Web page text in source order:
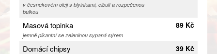
v česnekovém oleji s blyinkami, cibulí a rozpečenou
bulkou
Masová topinka
jemně pikantní se zeleninou sypaná sýrem
89 Kč
Domácí chipsy 39 Kč